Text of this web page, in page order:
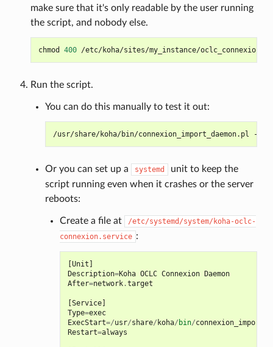
make sure that it's only readable by the user running
the script, and nobody else.
chmod 400
Run the script.
You can do this manually to test it out:
/usr/share/koha/bin/connexion_import_daemon.pl --
Or you can set up a systemd
unit to keep the
script running even when it crashes or the server
reboots:
Create a file at
/etc/systemd/system/koha-oclc-
connexion.service :
[Unit ]
Description=Koha OCLC Connexion Daemon
After=network.target
[Service]
Type=exec
ExecStart=/usr/share/ koha/ bin/
Restart=always